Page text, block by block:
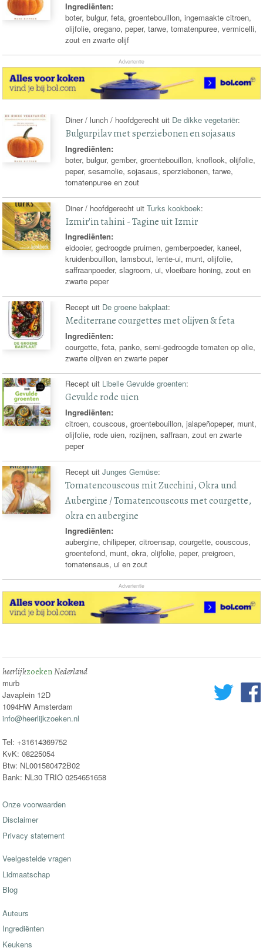
Ingrediënten:
boter, bulgur, feta, groentebouillon, ingemaakte citroen,
olijfolie, oregano, peper, tarwe, tomatenpuree, vermicelli,
zout en zwarte olijf
Advertentie
Diner / lunch / hoofdgerecht uit De dikke vegetariër:
Bulgurpilav met sperziebonen en sojasaus
Ingrediënten:
boter, bulgur, gember, groentebouillon, knoflook, olijfolie,
peper, sesamolie, sojasaus, sperziebonen, tarwe,
tomatenpuree en zout
Diner / hoofdgerecht uitTurks kookboek:
Izmir'in tahini - Tagine uit Izmir
Ingrediënten:
eidooier, gedroogde pruimen, gemberpoeder, kaneel,
kruidenbouillon, lamsbout, lente-ui, munt, olijfolie,
saffraanpoeder, slagroom, ui, vloeibare honing, zout en
zwarte peper
Recept uit De groene bakplaat:
Mediterrane courgettes met olijven & feta
Ingrediënten:
courgette, feta, panko, semi-gedroogde tomaten op olie,
zwarte olijven en zwarte peper
Recept uit Libelle Gevulde groenten:
Gevulde rode uien
Ingrediënten:
citroen, couscous, groentebouillon, jalapeñopeper, munt,
olijfolie, rode uien, rozijnen, saffraan, zout en zwarte
peper
Recept uitJunges Gemüse:
Tomatencouscous mit Zucchini, Okra und
Aubergine / Tomatencouscous met courgette,
okra en aubergine
Ingrediënten:
aubergine, chilipeper, citroensap, courgette, couscous,
groentefond, munt, okra, olijfolie, peper, preigroen,
tomatensaus, ui en zout
Advertentie
heerlijkzoekenNederland
murb
Javaplein 12D
1094HW Amsterdam
info@heerlijkzoeken.nl
Tel: +31614369752
KvK: 08225054
Btw: NL001580472B02
Bank: NL30 TRIO 0254651658
Onze voorwaarden
Disclaimer
Privacy statement
Veelgestelde vragen
Lidmaatschap
Blog
Auteurs
Ingrediënten
Keukens